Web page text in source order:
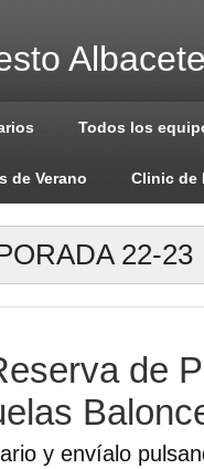
Todos los
de Verano Clinic de
22-23
de
y envíalo